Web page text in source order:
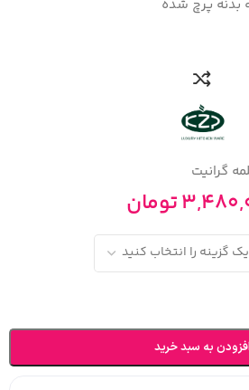
پرچ شده
گرانیت
تومان
افزودن به سبد خرید